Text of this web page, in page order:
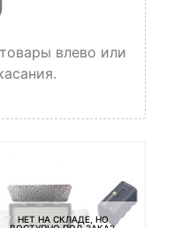
влево или
НЕТ НА СКЛАДЕ, НО